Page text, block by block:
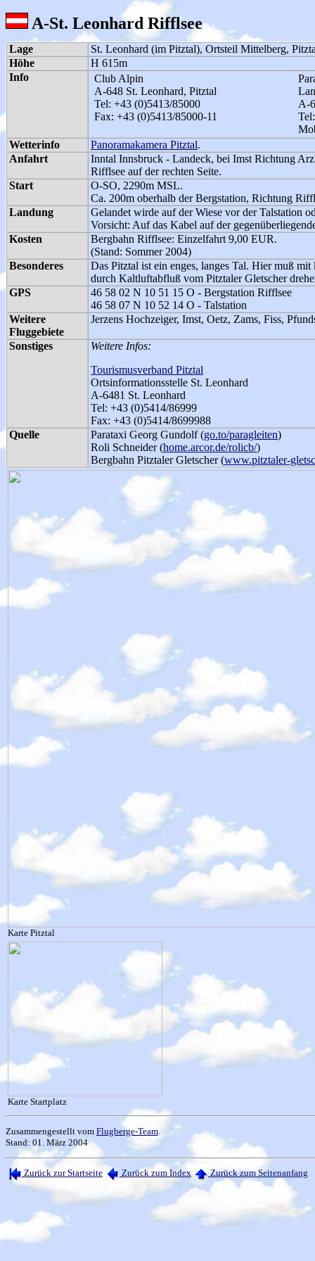
A-St. Leonhard Rifflsee
Lage
St. Leonhard (im Pitztal), Ortsteil Mittelberg,
Höhe
H 615m
Info
Club Alpin
A-648 St. Leonhard, Pitztal
Tel: +43 (0)5413/85000
Fax: +43 (0)5413/85000-11
A-
Wetterinfo
Panoramakamera Pitztal.
Anfahrt
Inntal Innsbruck - Landeck, bei Imst Richtung
Rifflsee auf der rechten Seite.
Start
O-SO, 2290m MSL.
Ca. 200m oberhalb der Bergstation, Richtung
Landung
Gelandet wirde auf der Wiese vor der Talstation
Vorsicht: Auf das Kabel auf der
Kosten
Bergbahn Rifflsee: Einzelfahrt 9,00 EUR.
(Stand: Sommer 2004)
Besonderes
Das Pitztal ist ein enges, langes Tal. Hier muß
durch Kaltluftabfluß vom Pitztaler Gletscher
GPS
46 58 02 N 10 51 15 O - Bergstation Rifflsee
46 58 07 N 10 52 14 O - Talstation
Weitere
Fluggebiete
Jerzens Hochzeiger, Imst, Oetz, Zams, Fiss,
Sonstiges
Weitere Infos:
Tourismusverband Pitztal
Ortsinformationsstelle St. Leonhard
A-6481 St. Leonhard
Tel: +43 (0)5414/86999
Fax: +43 (0)5414/8699988
Quelle
Parataxi Georg Gundolf (go.to/paragleiten)
Roli Schneider (home.arcor.de/rolicb/)
Bergbahn Pitztaler Gletscher (www.pitztaler-
Karte Pitztal
Karte Startplatz
Zusammengestellt vom Flugberge-Team.
Stand: 01. März 2004
Zurück zur Startseite Zurück zum Index Zurück zum Seitenanfang